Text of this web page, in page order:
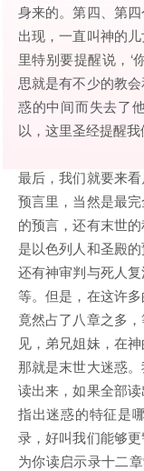
身来的。第四、第
出现，一直叫神的
里特别要提醒说，‘
思就是有不少的教
惑的中间而失去了
以，这里圣经提醒我
最后，我们就要来
预言里，当然是最
的预言，还有末世
是以色列人和圣殿
还有神审判与死人
等。但是，在这许
竟然占了八章之多
见，弟兄姐妹，在
那就是末世大迷惑
读出来，如果全部
指出迷惑的特征是
录，好叫我们能够
为你读启示录十二